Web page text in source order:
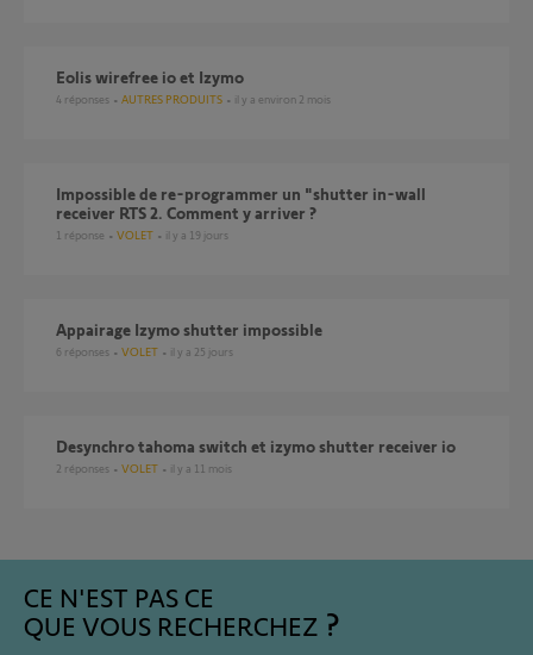
Eolis wirefree io et Izymo
4 réponses AUTRES PRODUITS il y a environ 2 mois
Impossible de re-programmer un "shutter in-wall
receiver RTS 2. Comment y arriver ?
1 réponse VOLET il y a 19 jours
Appairage Izymo shutter impossible
6 réponses VOLET il y a 25 jours
Desynchro tahoma switch et izymo shutter receiver io
2 réponses VOLET il y a 11 mois
CE N'EST PAS CE
QUE VOUS RECHERCHEZ